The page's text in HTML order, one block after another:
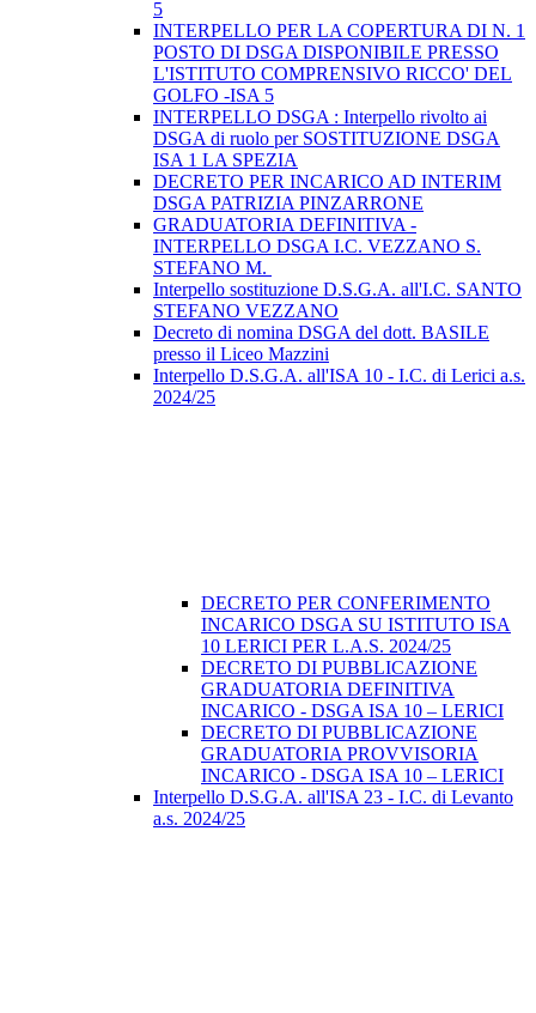
5
INTERPELLO PER LA COPERTURA DI N. 1
POSTO DI DSGA DISPONIBILE PRESSO
L'ISTITUTO COMPRENSIVO RICCO' DEL
GOLFO -ISA 5
INTERPELLO DSGA : Interpello rivolto ai
DSGA di ruolo per SOSTITUZIONE DSGA
ISA 1 LA SPEZIA
DECRETO PER INCARICO AD INTERIM
DSGA PATRIZIA PINZARRONE
GRADUATORIA DEFINITIVA -
INTERPELLO DSGA I.C. VEZZANO S.
STEFANO M.
Interpello sostituzione D.S.G.A. all'I.C. SANTO
STEFANO VEZZANO
Decreto di nomina DSGA del dott. BASILE
presso il Liceo Mazzini
Interpello D.S.G.A. all'ISA 10 - I.C. di Lerici a.s.
2024/25
DECRETO PER CONFERIMENTO
INCARICO DSGA SU ISTITUTO ISA
10 LERICI PER L.A.S. 2024/25
DECRETO DI PUBBLICAZIONE
GRADUATORIA DEFINITIVA
INCARICO - DSGA ISA 10 – LERICI
DECRETO DI PUBBLICAZIONE
GRADUATORIA PROVVISORIA
INCARICO - DSGA ISA 10 – LERICI
Interpello D.S.G.A. all'ISA 23 - I.C. di Levanto
a.s. 2024/25